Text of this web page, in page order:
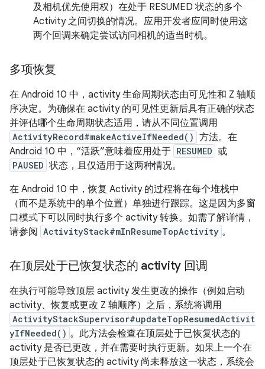
及相机优先使用权）在处于 RESUMED 状态的多个
Activity 之间切换的情况。应用开发者应同时使用这
两个回调来确定尝试访问相机的适当时机。
多项恢复
在 Android 10 中，activity 生命周期状态由可见性和 Z 轴顺
序决定。为确保在 activity 的可见性更新后具有正确的状态
并评估哪个生命周期状态适用，请从不同位置调用
ActivityRecord#makeActiveIfNeeded() 方法。在
Android 10 中，“活跃”意味着应用处于 RESUMED 或
PAUSED 状态，且仅适用于这两种情况。
在 Android 10 中，恢复 Activity 的过程将在每个堆栈中
（而不是系统中的单个位置）单独进行跟踪。这是因为多窗
口模式下可以同时执行多个 activity 转换。如需了解详情，
请参阅 ActivityStack#mInResumeTopActivity 。
在顶层处于已恢复状态的 activity 回调
在执行可能导致顶层 activity 发生更改的操作（例如启动
activity、恢复或更改 Z 轴顺序）之后，系统将调用
ActivityStackSupervisor#updateTopResumedActivit
yIfNeeded() 。此方法会检查在顶层处于已恢复状态的
activity 是否已更改，并在需要时执行更新。如果上一个在
顶层处于已恢复状态的 activity 尚未释放这一状态，系统会